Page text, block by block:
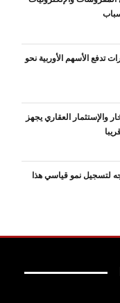
الأسهم الأوربية نحو
والإستثمار العقاري يجهز
لتسجيل نمو قياسي هذا